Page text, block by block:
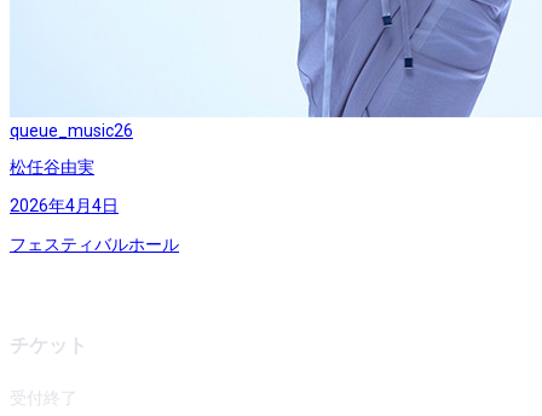
queue_music26
松任谷由実
2026年4月4日
フェスティバルホール
チケット
受付終了